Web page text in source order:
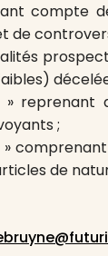
compte
de
» reprenant
;
»
de